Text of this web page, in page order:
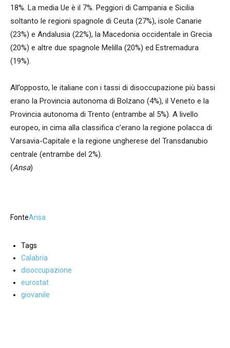
18%. La media Ue è il 7%. Peggiori di Campania e Sicilia
soltanto le regioni spagnole di Ceuta (27%), isole Canarie
(23%) e Andalusia (22%), la Macedonia occidentale in Grecia
(20%) e altre due spagnole Melilla (20%) ed Estremadura
(19%).
All’opposto, le italiane con i tassi di disoccupazione più bassi
erano la Provincia autonoma di Bolzano (4%), il Veneto e la
Provincia autonoma di Trento (entrambe al 5%). A livello
europeo, in cima alla classifica c’erano la regione polacca di
Varsavia-Capitale e la regione ungherese del Transdanubio
centrale (entrambe del 2%).
(Ansa)
FonteAnsa
Tags
Calabria
disoccupazione
eurostat
giovanile